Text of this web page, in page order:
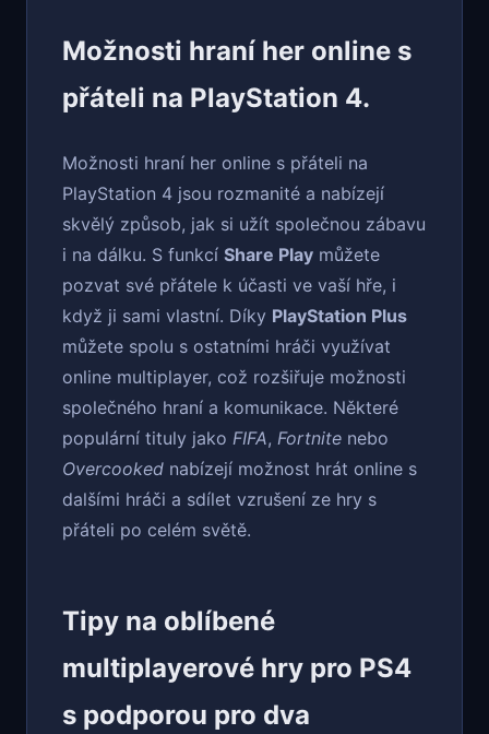
Možnosti hraní her online s
přáteli na PlayStation 4.
Možnosti hraní her online s přáteli na
PlayStation 4 jsou rozmanité a nabízejí
skvělý způsob, jak si užít společnou zábavu
i na dálku. S funkcí Share Play můžete
pozvat své přátele k účasti ve vaší hře, i
když ji sami vlastní. Díky PlayStation Plus
můžete spolu s ostatními hráči využívat
online multiplayer, což rozšiřuje možnosti
společného hraní a komunikace. Některé
populární tituly jako FIFA, Fortnite nebo
Overcooked nabízejí možnost hrát online s
dalšími hráči a sdílet vzrušení ze hry s
přáteli po celém světě.
Tipy na oblíbené
multiplayerové hry pro PS4
s podporou pro dva